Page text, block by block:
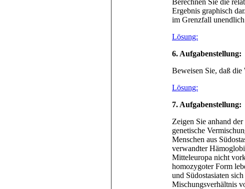
Ergebnis graphisch
im Grenzfall
Lösung:
6. Aufgabenstellung:
Beweisen Sie, daß
Lösung:
7. Aufgabenstellung:
Zeigen Sie anhand
genetische
Menschen aus
verwandter
Mitteleuropa nicht
homozygoter Form
und Südostasiaten
Mischungsverhältnis